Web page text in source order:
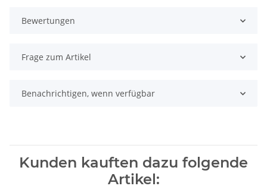
Bewertungen
Frage zum Artikel
Benachrichtigen, wenn verfügbar
Kunden kauften dazu folgende
Artikel: